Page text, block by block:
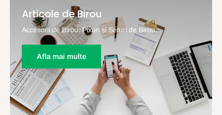
Articole de Birou
Accesorii de Birou, Pixuri si Seturi de Birou...
Afla mai multe